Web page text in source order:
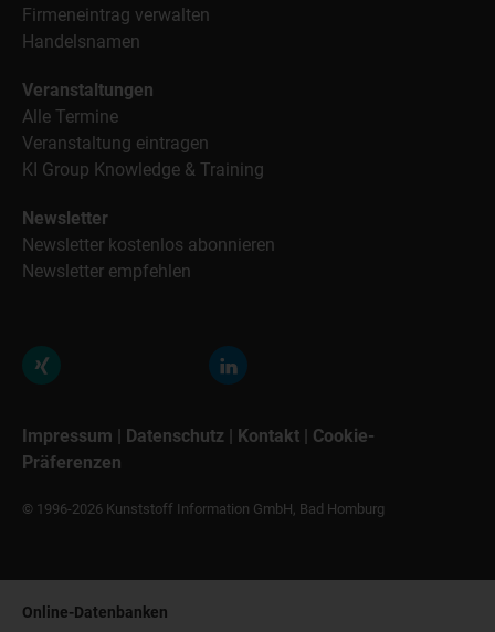
Firmeneintrag verwalten
Handelsnamen
Veranstaltungen
Alle Termine
Veranstaltung eintragen
KI Group Knowledge & Training
Newsletter
Newsletter kostenlos abonnieren
Newsletter empfehlen
Impressum | Datenschutz | Kontakt | Cookie-
Präferenzen
© 1996-2026 Kunststoff Information GmbH, Bad Homburg
Online-Datenbanken